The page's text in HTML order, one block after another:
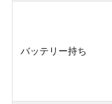
バッテリー持ち